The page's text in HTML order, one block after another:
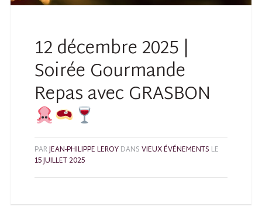
12 décembre 2025 |
Soirée Gourmande
Repas avec GRASBON
PARJEAN-PHILIPPE LEROYDANSVIEUX ÉVÉNEMENTS LE
15 JUILLET 2025